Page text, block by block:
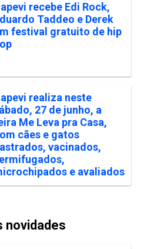
recebe Edi Rock,
Taddeo e Derek
festival gratuito de hip
realiza neste
27 de junho, a
Me Leva pra Casa,
cães e gatos
vacinados,
e avaliados
novidades